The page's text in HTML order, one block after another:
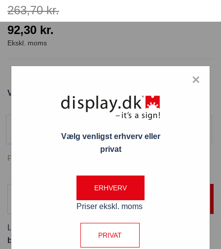
263,70kr.
92,30 kr.
Varenummer: PETBBA0
På lager
TILFØJ TIL KURV
Levering:
bestilling inden kl. 13:00
Vælg venligst erhverv eller
privat
ERHVERV
Priser ekskl. moms
PRIVAT
×